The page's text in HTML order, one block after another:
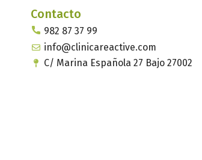
Contacto
982 87 37 99
info@clinicareactive.com
C/ Marina Española 27 Bajo 27002